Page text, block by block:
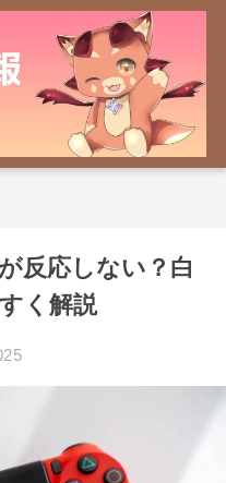
反応しない？白
く解説